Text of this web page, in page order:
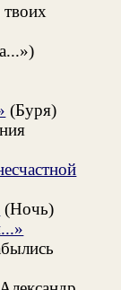
(Буря)
(Ночь)